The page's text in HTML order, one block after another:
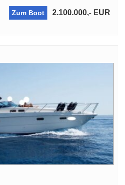
Zum Boot 2.100.000,- EUR